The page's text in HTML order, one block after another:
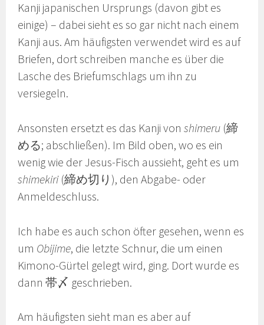
Kanji japanischen Ursprungs (davon gibt es
einige) – dabei sieht es so gar nicht nach einem
Kanji aus. Am häufigsten verwendet wird es auf
Briefen, dort schreiben manche es über die
Lasche des Briefumschlags um ihn zu
versiegeln.
Ansonsten ersetzt es das Kanji vonshimeru (締
める; abschließen). Im Bild oben, wo es ein
wenig wie der Jesus-Fisch aussieht, geht es um
shimekiri (締め切り), den Abgabe- oder
Anmeldeschluss.
Ich habe es auch schon öfter gesehen, wenn es
um Obijime, die letzte Schnur, die um einen
Kimono-Gürtel gelegt wird, ging. Dort wurde es
dann 帯〆 geschrieben.
Am häufigsten sieht man es aber auf